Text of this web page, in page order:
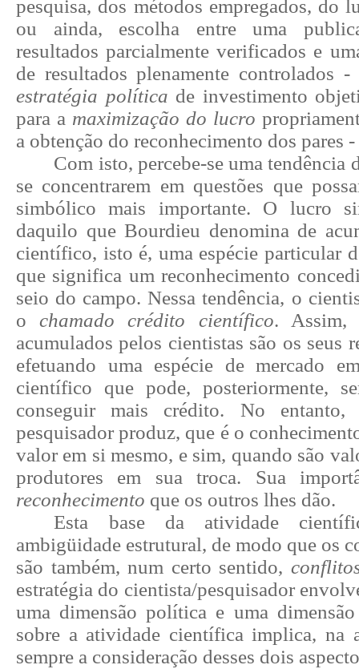
pesquisa, dos métodos empregados, do
ou ainda, escolha entre uma
resultados parcialmente verificados e
de resultados plenamente controlados
estratégia política de investimento
para a maximização do lucro
a obtenção do reconhecimento dos pares
Com isto, percebe-se uma tendência
se concentrarem em questões que
simbólico mais importante. O lucro
daquilo que Bourdieu denomina de
científico, isto é, uma espécie particular
que significa um reconhecimento
seio do campo. Nessa tendência, o
ochamado crédito científico. Assim,
acumulados pelos cientistas são os seus
efetuando uma espécie de mercado
científico que pode, posteriormente,
conseguir mais crédito. No
pesquisador produz, que é o
valor em si mesmo, e sim, quando são
produtores em sua troca. Sua
reconhecimento que os outros lhes dão.
Esta base da atividade
ambigüidade estrutural, de modo que os
são também, num certo sentido,
estratégia do cientista/pesquisador
uma dimensão política e uma
sobre a atividade científica implica, na
sempre a consideração desses dois